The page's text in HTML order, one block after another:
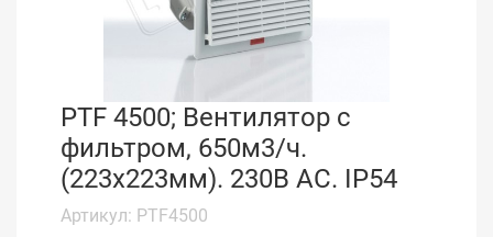
PTF 4500; Вентилятор с
фильтром, 650м3/ч.
(223x223мм). 230В АС. IP54
Артикул: PTF4500